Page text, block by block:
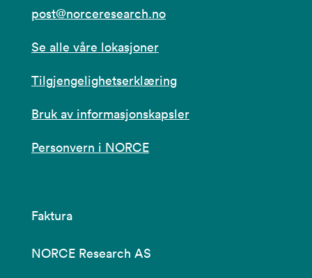
post@norceresearch.no
Se alle våre lokasjoner
Tilgjengelighetserklæring
Bruk av informasjonskapsler
Personvern i NORCE
Faktura
NORCE Research AS